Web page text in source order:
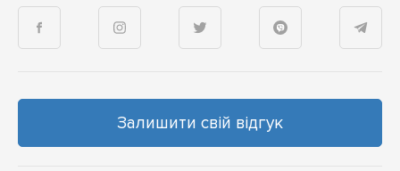
Залишити свій відгук